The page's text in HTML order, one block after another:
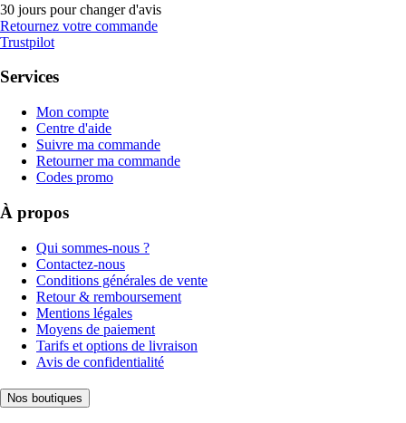
30 jours pour changer d'avis
Retournez votre commande
Trustpilot
Services
Mon compte
Centre d'aide
Suivre ma commande
Retourner ma commande
Codes promo
À propos
Qui sommes-nous ?
Contactez-nous
Conditions générales de vente
Retour & remboursement
Mentions légales
Moyens de paiement
Tarifs et options de livraison
Avis de confidentialité
Nos boutiques